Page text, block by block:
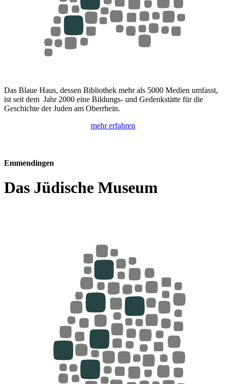
Das Blaue Haus, dessen Bibliothek mehr als 5000 Medien umfasst,
ist seit dem Jahr 2000 eine Bildungs- und Gedenkstätte für die
Geschichte der Juden am Oberrhein.
mehr erfahren
Emmendingen
Das Jüdische Museum